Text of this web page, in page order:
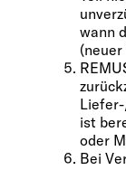
wann
ist
oder
Bei